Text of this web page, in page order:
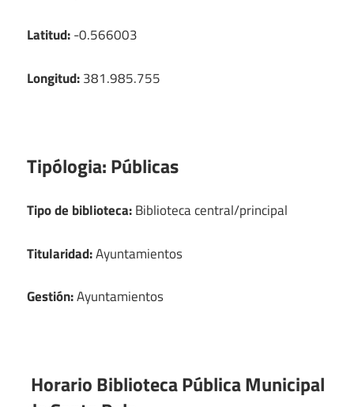
Latitud:-0.566003
Longitud:381.985.755
Tipólogia:Públicas
Tipo de biblioteca:Biblioteca central/principal
Titularidad:Ayuntamientos
Gestión:Ayuntamientos
Horario Biblioteca Pública Municipal